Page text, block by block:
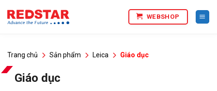
qua
WEBSHOP
Trang chủ Sản phẩm Leica Giáo dục
Giáo dục